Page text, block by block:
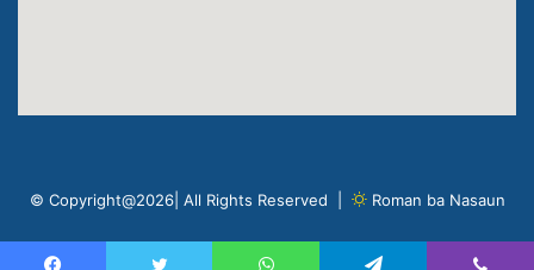
© Copyright@2026| All Rights Reserved | Roman ba Nasaun